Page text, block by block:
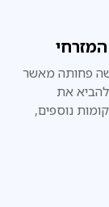
פחותה מאשר
את
נוספים,